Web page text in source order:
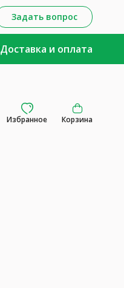
Задать вопрос
Доставка и оплата
Избранное Корзина